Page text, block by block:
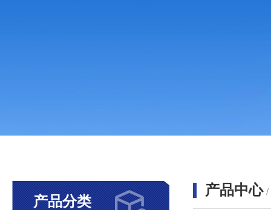
产品分类
产品中心 /